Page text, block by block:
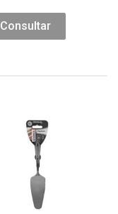
Consultar